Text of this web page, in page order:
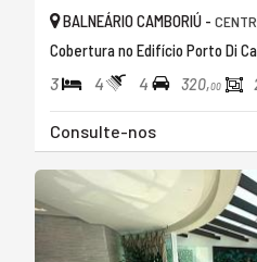
BALNEÁRIO CAMBORIÚ -
Cobertura no Edifício Porto Di
3 4 4 320,00
Consulte-nos